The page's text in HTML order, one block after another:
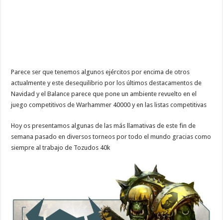
Parece ser que tenemos algunos ejércitos por encima de otros
actualmente y este desequilibrio por los últimos destacamentos de
Navidad y el Balance parece que pone un ambiente revuelto en el
juego competitivos de Warhammer 40000 y en las listas competitivas
Hoy os presentamos algunas de las más llamativas de este fin de
semana pasado en diversos torneos por todo el mundo gracias como
siempre al trabajo de Tozudos 40k